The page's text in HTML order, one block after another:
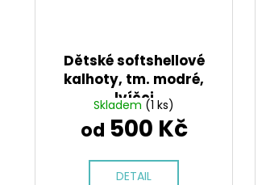
Dětské softshellové
kalhoty, tm. modré,
lvíčci
Skladem (1 ks)
od 500 Kč
DETAIL